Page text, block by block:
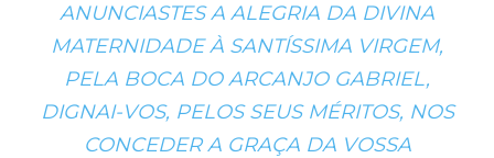
ANUNCIASTES A ALEGRIA DA DIVINA
MATERNIDADE À SANTÍSSIMA VIRGEM,
PELA BOCA DO ARCANJO GABRIEL,
DIGNAI-VOS, PELOS SEUS MÉRITOS, NOS
CONCEDER A GRAÇA DA VOSSA